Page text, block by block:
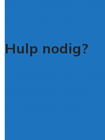
Hulp nodig?